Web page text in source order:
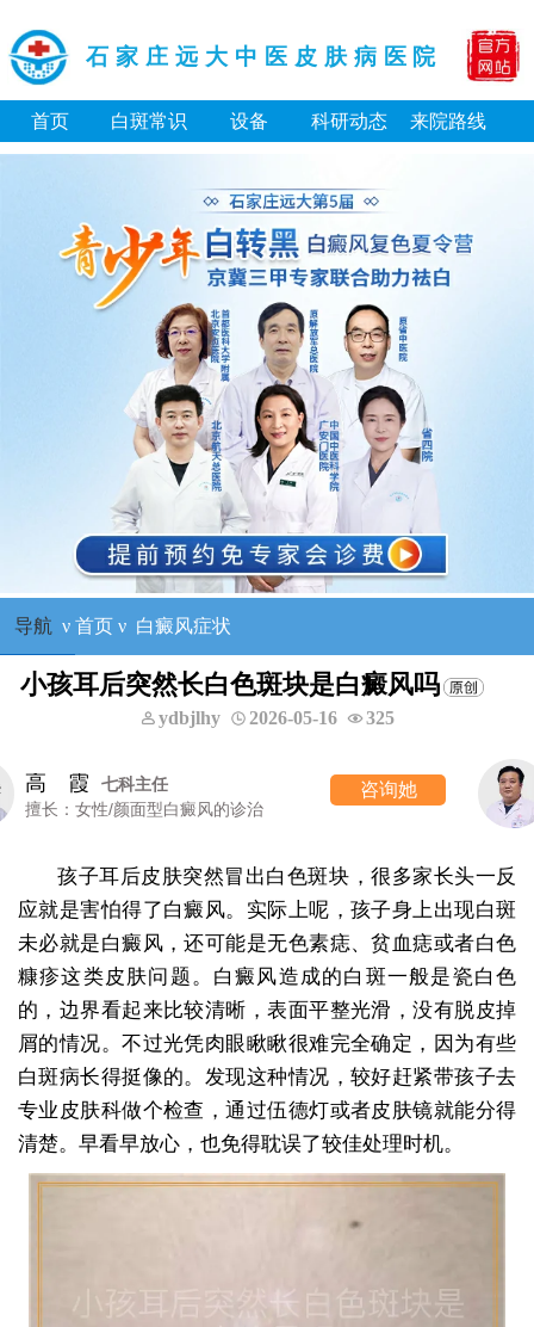
石家庄远大中医皮肤病医院
首页 白斑常识 设备 科研动态 来院路线
导航 ν 首页ν 白癜风症状
小孩耳后突然长白色斑块是白癜风吗
ydbjlhy 2026-05-16 325
咨询她
一科主任
擅长：外科手术治疗各类白癜风等
孩子耳后皮肤突然冒出白色斑块，很多家长头一反
应就是害怕得了白癜风。实际上呢，孩子身上出现白斑
未必就是白癜风，还可能是无色素痣、贫血痣或者白色
糠疹这类皮肤问题。白癜风造成的白斑一般是瓷白色
的，边界看起来比较清晰，表面平整光滑，没有脱皮掉
屑的情况。不过光凭肉眼瞅瞅很难完全确定，因为有些
白斑病长得挺像的。发现这种情况，较好赶紧带孩子去
专业皮肤科做个检查，通过伍德灯或者皮肤镜就能分得
清楚。早看早放心，也免得耽误了较佳处理时机。